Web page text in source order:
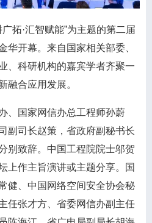
拓·汇智赋能”为主题的第二届
华开幕。来自国家相关部委、
、科研机构的嘉宾学者齐聚一
融合应用发展。
、国家网信办总工程师孙蔚
副司长赵策，省政府副秘书长
别致辞。中国工程院院士邬贺
上作主旨演讲或主题分享。国
健、中国网络空间安全协会秘
任张才方、省委网信办副主任